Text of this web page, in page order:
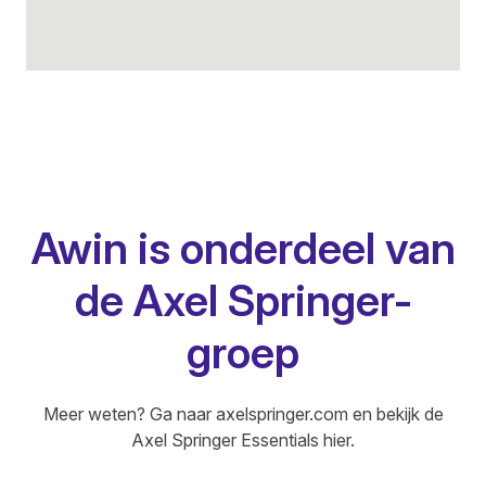
Awin is onderdeel van
de Axel Springer-
groep
Meer weten? Ga naar axelspringer.com en bekijk de
Axel Springer Essentials hier.